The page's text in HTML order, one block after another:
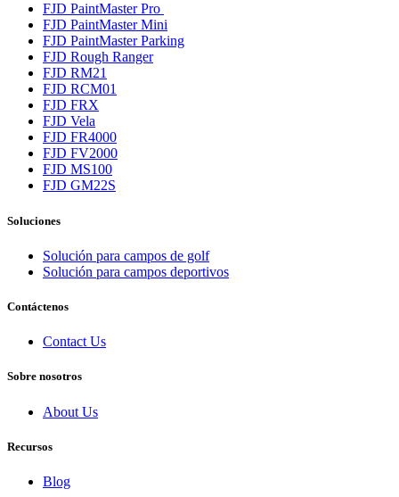
FJD PaintMaster Pro
FJD PaintMaster Mini
FJD PaintMaster Parking
FJD Rough Ranger
FJD RM21
FJD RCM01
FJD FRX
FJD Vela
FJD FR4000
FJD FV2000
FJD MS100
FJD GM22S
Soluciones
Solución para campos de golf
Solución para campos deportivos
Contáctenos
Contact Us
Sobre nosotros
About Us
Recursos
Blog